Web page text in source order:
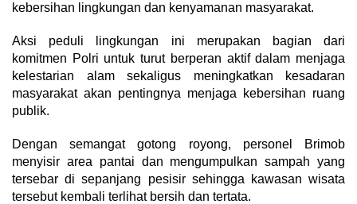
kebersihan lingkungan dan kenyamanan masyarakat.
Aksi peduli lingkungan ini merupakan bagian dari
komitmen Polri untuk turut berperan aktif dalam menjaga
kelestarian alam sekaligus meningkatkan kesadaran
masyarakat akan pentingnya menjaga kebersihan ruang
publik.
Dengan semangat gotong royong, personel Brimob
menyisir area pantai dan mengumpulkan sampah yang
tersebar di sepanjang pesisir sehingga kawasan wisata
tersebut kembali terlihat bersih dan tertata.